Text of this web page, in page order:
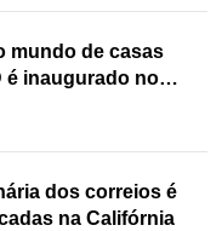
mundo de casas
é inaugurado no
dos correios é
na Califórnia